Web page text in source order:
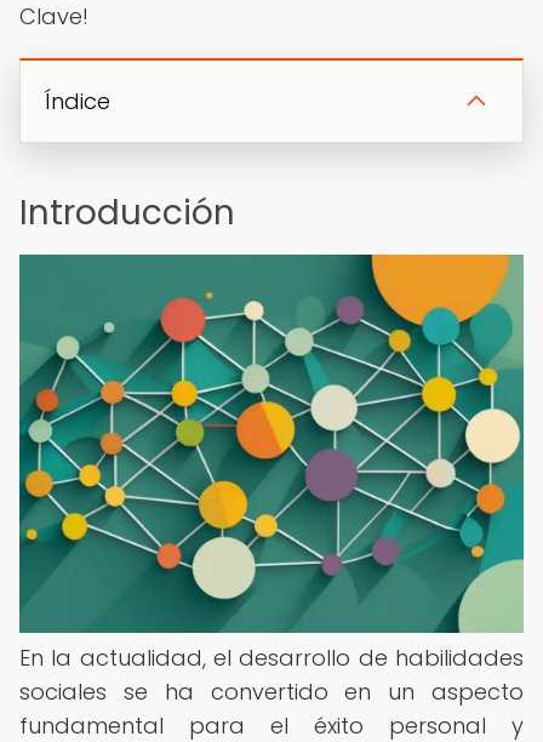
Clave!
Índice
Introducción
En la actualidad, el desarrollo de habilidades
sociales se ha convertido en un aspecto
fundamental para el éxito personal y